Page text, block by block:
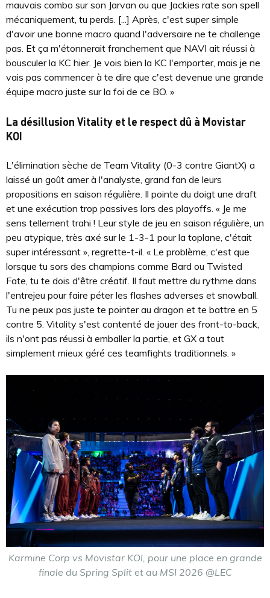
mauvais combo sur son Jarvan ou que Jackies rate son spell
mécaniquement, tu perds. [...] Après, c'est super simple
d'avoir une bonne macro quand l'adversaire ne te challenge
pas. Et ça m'étonnerait franchement que NAVI ait réussi à
bousculer la KC hier. Je vois bien la KC l'emporter, mais je ne
vais pas commencer à te dire que c'est devenue une grande
équipe macro juste sur la foi de ce BO. »
La désillusion Vitality et le respect dû à Movistar
KOI
L'élimination sèche de Team Vitality (0-3 contre GiantX) a
laissé un goût amer à l'analyste, grand fan de leurs
propositions en saison régulière. Il pointe du doigt une draft
et une exécution trop passives lors des playoffs. « Je me
sens tellement trahi ! Leur style de jeu en saison régulière, un
peu atypique, très axé sur le 1-3-1 pour la toplane, c'était
super intéressant », regrette-t-il. « Le problème, c'est que
lorsque tu sors des champions comme Bard ou Twisted
Fate, tu te dois d'être créatif. Il faut mettre du rythme dans
l'entrejeu pour faire péter les flashes adverses et snowball.
Tu ne peux pas juste te pointer au dragon et te battre en 5
contre 5. Vitality s'est contenté de jouer des front-to-back,
ils n'ont pas réussi à emballer la partie, et GX a tout
simplement mieux géré ces teamfights traditionnels. »
Karmine Corp vs Movistar KOI, pour une place en grande
finale du Spring Split et au MSI 2026 @LEC